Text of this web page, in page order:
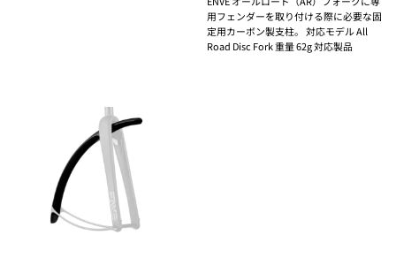
用フェンダーを取り付ける際に必要な固
定用カーボン製支柱。 対応モデル All
Road Disc Fork 重量 62g 対応製品